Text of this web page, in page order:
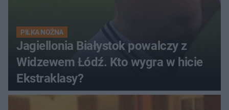
PIŁKA NOŻNA
Jagiellonia Białystok powalczy z
Widzewem Łódź. Kto wygra w hicie
Ekstraklasy?